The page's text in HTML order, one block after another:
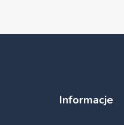
Informacje